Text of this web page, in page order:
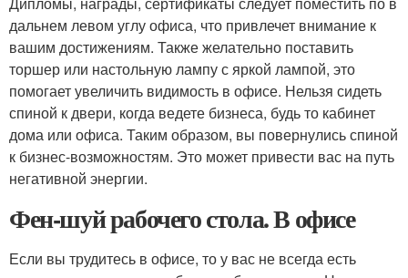
дальнем левом углу офиса, что привлечет внимание к
вашим достижениям. Также желательно поставить
торшер или настольную лампу с яркой лампой, это
помогает увеличить видимость в офисе. Нельзя сидеть
спиной к двери, когда ведете бизнеса, будь то кабинет
дома или офиса. Таким образом, вы повернулись спиной
к бизнес-возможностям. Это может привести вас на путь
негативной энергии.
Фен-шуй рабочего стола. В офисе
Если вы трудитесь в офисе, то у вас не всегда есть